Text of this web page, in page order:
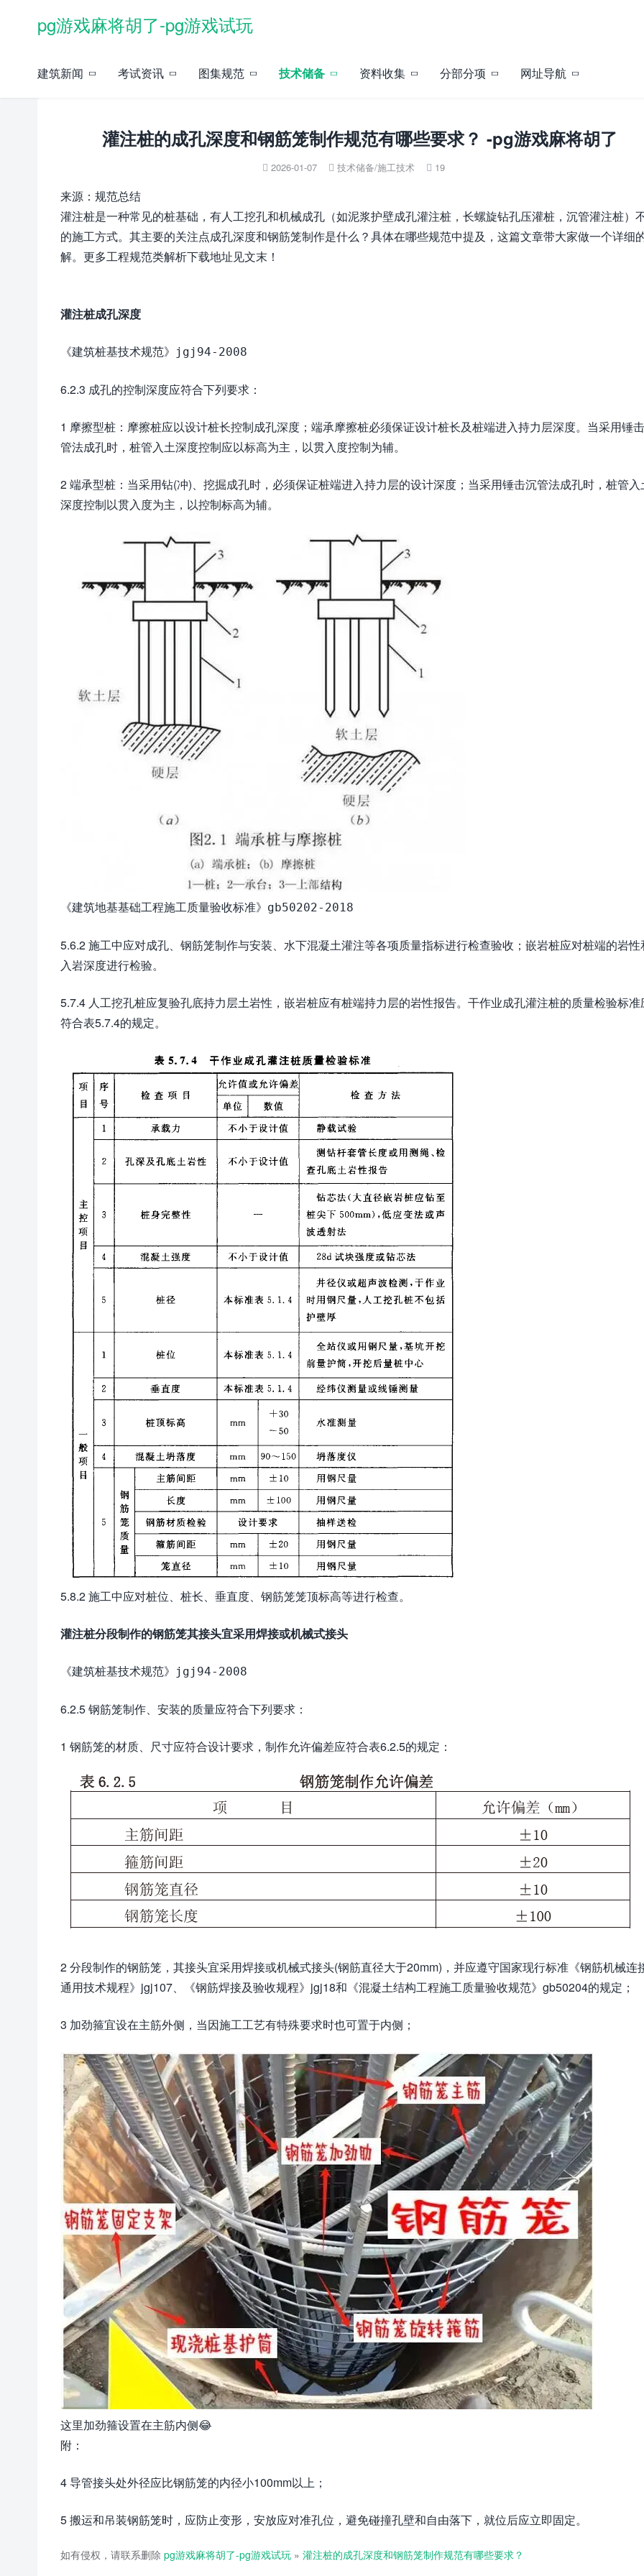
pg游戏麻将胡了-pg游戏试玩
建筑新闻 考试资讯 图集规范 技术储备 资料收集 分部分项 网址导航
灌注桩的成孔深度和钢筋笼制作规范有哪些要求？ -pg游戏麻将胡了
 2026-01-07  技术储备/施工技术  19
来源：规范总结
灌注桩是一种常见的桩基础，有人工挖孔和机械成孔（如泥浆护壁成孔灌注桩，长螺旋钻孔压灌桩，沉管灌注桩）
的施工方式。其主要的关注点成孔深度和钢筋笼制作是什么？具体在哪些规范中提及，这篇文章带大家做一个详细
解。更多工程规范类解析下载地址见文末！
灌注桩成孔深度
《建筑桩基技术规范》jgj94-2008
6.2.3 成孔的控制深度应符合下列要求：
1 摩擦型桩：摩擦桩应以设计桩长控制成孔深度；端承摩擦桩必须保证设计桩长及桩端进入持力层深度。当采用锤
管法成孔时，桩管入土深度控制应以标高为主，以贯入度控制为辅。
2 端承型桩：当采用钻(冲)、挖掘成孔时，必须保证桩端进入持力层的设计深度；当采用锤击沉管法成孔时，桩管入
深度控制以贯入度为主，以控制标高为辅。
《建筑地基基础工程施工质量验收标准》gb50202-2018
5.6.2 施工中应对成孔、钢筋笼制作与安装、水下混凝土灌注等各项质量指标进行检查验收；嵌岩桩应对桩端的岩性
入岩深度进行检验。
5.7.4 人工挖孔桩应复验孔底持力层土岩性，嵌岩桩应有桩端持力层的岩性报告。干作业成孔灌注桩的质量检验标准
符合表5.7.4的规定。
5.8.2 施工中应对桩位、桩长、垂直度、钢筋笼笼顶标高等进行检查。
灌注桩分段制作的钢筋笼其接头宜采用焊接或机械式接头
《建筑桩基技术规范》jgj94-2008
6.2.5 钢筋笼制作、安装的质量应符合下列要求：
1 钢筋笼的材质、尺寸应符合设计要求，制作允许偏差应符合表6.2.5的规定：
2 分段制作的钢筋笼，其接头宜采用焊接或机械式接头(钢筋直径大于20mm)，并应遵守国家现行标准《钢筋机械连
通用技术规程》jgj107、《钢筋焊接及验收规程》jgj18和《混凝土结构工程施工质量验收规范》gb50204的规定；
3 加劲箍宜设在主筋外侧，当因施工工艺有特殊要求时也可置于内侧；
这里加劲箍设置在主筋内侧😂
附：
4 导管接头处外径应比钢筋笼的内径小100mm以上；
5 搬运和吊装钢筋笼时，应防止变形，安放应对准孔位，避免碰撞孔壁和自由落下，就位后应立即固定。
如有侵权，请联系删除 pg游戏麻将胡了-pg游戏试玩 » 灌注桩的成孔深度和钢筋笼制作规范有哪些要求？